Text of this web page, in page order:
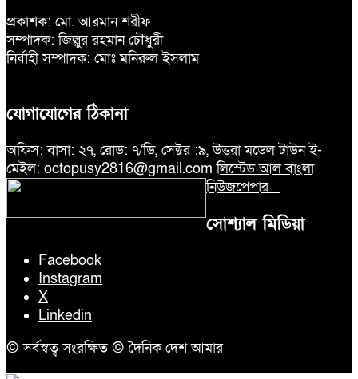
প্রকাশক: মো. আরমান শরীফ
সম্পাদক: জিল্লুর রহমান চৌধুরী
নির্বাহী সম্পাদক: মোঃ মনিরুল ইসলাম
যোগাযোগের ঠিকানা
অফিস: বাসা: ২৭, রোড: ৭/ডি, সেক্টর :৯, উত্তরা মডেল টাউন ই-
মেইল: octopusy2816@gmail.comলিস্টেড আল বাংলা
নিউজপেপার
সোশ্যাল মিডিয়া
Facebook
Instagram
X
Linkedin
© সর্বস্বত্ব সংরক্ষিত © দৈনিক দেশ আমার